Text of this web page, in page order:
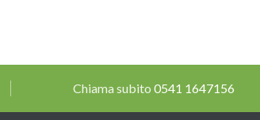
Chiama subito 0541 1647156